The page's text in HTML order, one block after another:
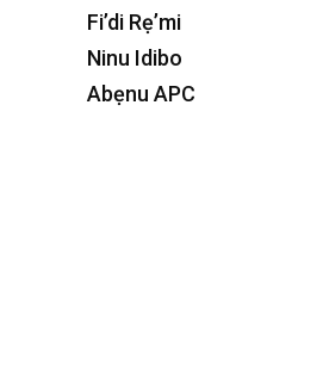
Fi’di Rẹ’mi
Ninu Idibo
Abẹnu APC